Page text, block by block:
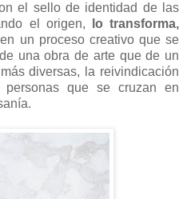
el sello de identidad de las
el origen,
lo transforma,
en un proceso creativo que se
una obra de arte que de un
diversas, la reivindicación
que se cruzan en